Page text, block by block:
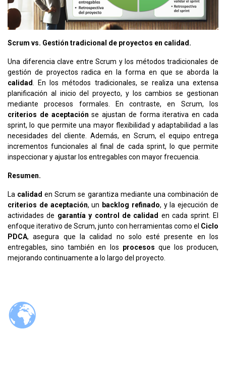
Scrum vs. Gestión tradicional de proyectos en calidad.
Una diferencia clave entre Scrum y los métodos tradicionales de
gestión de proyectos radica en la forma en que se aborda la
calidad
. En los métodos tradicionales, se realiza una extensa
planificación al inicio del proyecto, y los cambios se gestionan
mediante procesos formales. En contraste, en Scrum, los
criterios de aceptación se ajustan de forma iterativa en cada
sprint, lo que permite una mayor flexibilidad y adaptabilidad a las
necesidades del cliente. Además, en Scrum, el equipo entrega
incrementos funcionales al final de cada sprint, lo que permite
inspeccionar y ajustar los entregables con mayor frecuencia.
Resumen.
La calidad en Scrum se garantiza mediante una combinación de
criterios de aceptación, un backlog refinado, y la ejecución de
actividades de garantía y control de calidad en cada sprint. El
enfoque iterativo de Scrum, junto con herramientas como el Ciclo
PDCA, asegura que la calidad no solo esté presente en los
entregables, sino también en los procesos que los producen,
mejorando continuamente a lo largo del proyecto.